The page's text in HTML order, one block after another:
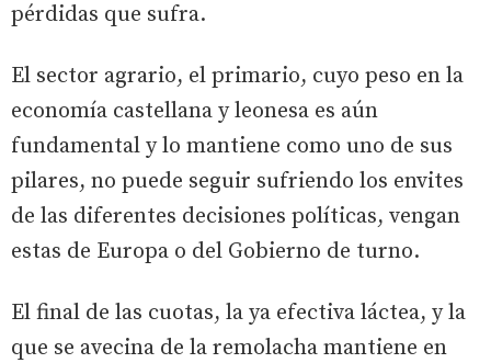
pérdidas que sufra.
El sector agrario, el primario, cuyo peso en la
economía castellana y leonesa es aún
fundamental y lo mantiene como uno de sus
pilares, no puede seguir sufriendo los envites
de las diferentes decisiones políticas, vengan
estas de Europa o del Gobierno de turno.
El final de las cuotas, la ya efectiva láctea, y la
que se avecina de la remolacha mantiene en